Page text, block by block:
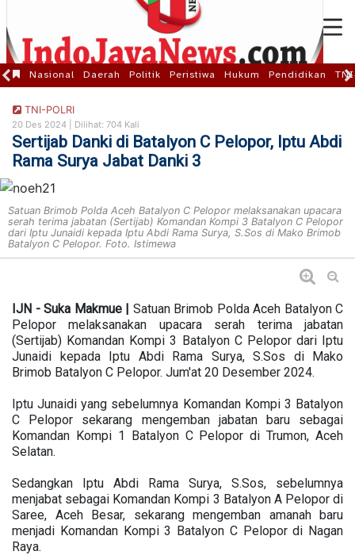
Nasional Daerah Politik Peristiwa Hukum Pendidikan
TNI-POLRI
20 Des 2024 | Dilihat: 704 Kali
Sertijab Danki di Batalyon C Pelopor, Iptu Abdi
Rama Surya Jabat Danki 3
Satuan Brimob Polda Aceh Batalyon C Pelopor melaksanakan upacara
serah terima jabatan (Sertijab) Komandan Kompi 3 Batalyon C Pelopor
dari Iptu Junaidi kepada Iptu Abdi Rama Surya, S.Sos di Mako Brimob
Batalyon C Pelopor. Foto. Istimewa
IJN - Suka Makmue | Satuan Brimob Polda Aceh Batalyon C
Pelopor melaksanakan upacara serah terima jabatan
(Sertijab) Komandan Kompi 3 Batalyon C Pelopor dari Iptu
Junaidi kepada Iptu Abdi Rama Surya, S.Sos di Mako
Brimob Batalyon C Pelopor. Jum'at 20 Desember 2024.
Iptu Junaidi yang sebelumnya Komandan Kompi 3 Batalyon
C Pelopor sekarang mengemban jabatan baru sebagai
Komandan Kompi 1 Batalyon C Pelopor di Trumon, Aceh
Selatan.
Sedangkan Iptu Abdi Rama Surya, S.Sos, sebelumnya
menjabat sebagai Komandan Kompi 3 Batalyon A Pelopor di
Saree, Aceh Besar, sekarang mengemban amanah baru
menjadi Komandan Kompi 3 Batalyon C Pelopor di Nagan
Raya.